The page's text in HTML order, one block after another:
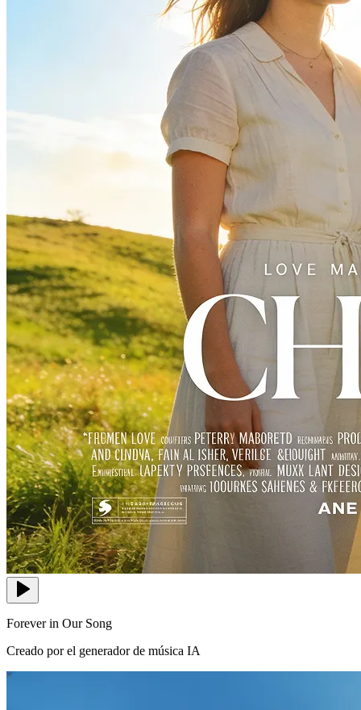
Forever in Our Song
Creado por el generador de música IA